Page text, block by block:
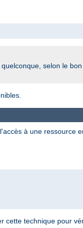
selon le bon
à une ressource
cette technique pour